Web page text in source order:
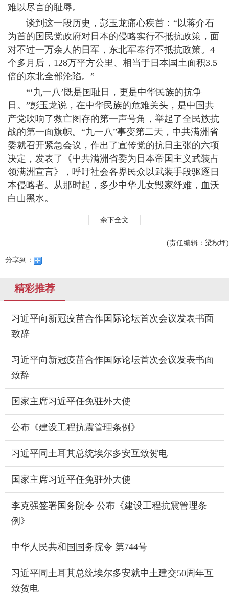
难以尽言的耻辱。
谈到这一段历史，彭玉龙痛心疾首：“以蒋介石
为首的国民党政府对日本的侵略实行不抵抗政策，面
对不过一万余人的日军，东北军奉行不抵抗政策。4
个多月后，128万平方公里、相当于日本国土面积3.5
倍的东北全部沦陷。”
“‘九一八’既是国耻日，更是中华民族的抗争
日。”彭玉龙说，在中华民族的危难关头，是中国共
产党吹响了救亡图存的第一声号角，举起了全民族抗
战的第一面旗帜。“九一八”事变第二天，中共满洲省
委就召开紧急会议，作出了宣传党的抗日主张的六项
决定，发表了《中共满洲省委为日本帝国主义武装占
领满洲宣言》，呼吁社会各界民众以武装手段驱逐日
本侵略者。从那时起，多少中华儿女毁家纾难，血沃
白山黑水。
余下全文
(责任编辑：梁秋坪)
分享到：
精彩推荐
习近平向新冠疫苗合作国际论坛首次会议发表书面
致辞
习近平向新冠疫苗合作国际论坛首次会议发表书面
致辞
国家主席习近平任免驻外大使
公布《建设工程抗震管理条例》
习近平同土耳其总统埃尔多安互致贺电
国家主席习近平任免驻外大使
李克强签署国务院令 公布《建设工程抗震管理条
例》
中华人民共和国国务院令 第744号
习近平同土耳其总统埃尔多安就中土建交50周年互
致贺电